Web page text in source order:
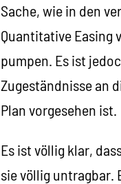
Sache, wie in den
Quantitative Easing
pumpen. Es ist
Zugeständnisse an
Plan vorgesehen ist.
Es ist völlig klar,
sie völlig untragbar.